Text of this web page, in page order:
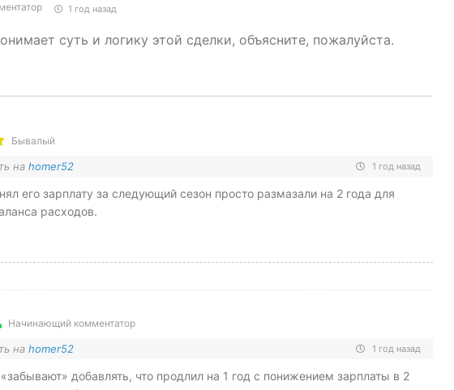
1 год назад
суть и логику этой сделки, объясните, пожалуйста.
Бывалый
на homer52 1 год назад
его зарплату за следующий сезон просто размазали на 2 года для
расходов.
Начинающий комментатор
на homer52 1 год назад
добавлять, что продлил на 1 год с понижением зарплаты в 2